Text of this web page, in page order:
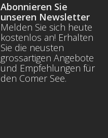
Abonnieren Sie
unseren Newsletter
Melden Sie sich heute
kostenlos an! Erhalten
Sie die neusten
grossartigen Angebote
und Empfehlungen für
den Comer See.